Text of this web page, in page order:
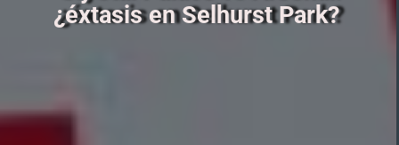
¿éxtasis en Selhurst Park?